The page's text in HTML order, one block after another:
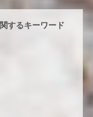
するキーワード